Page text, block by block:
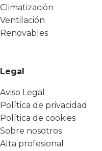
Climatización
Ventilación
Renovables
Legal
Aviso Legal
Política de privacidad
Política de cookies
Sobre nosotros
Alta profesional